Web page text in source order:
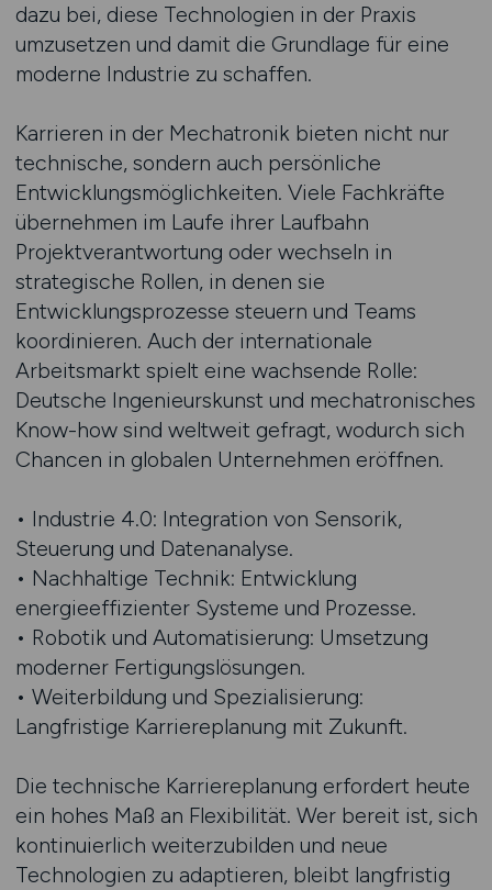
dazu bei, diese Technologien in der Praxis
umzusetzen und damit die Grundlage für eine
moderne Industrie zu schaffen.
Karrieren in der Mechatronik bieten nicht nur
technische, sondern auch persönliche
Entwicklungsmöglichkeiten. Viele Fachkräfte
übernehmen im Laufe ihrer Laufbahn
Projektverantwortung oder wechseln in
strategische Rollen, in denen sie
Entwicklungsprozesse steuern und Teams
koordinieren. Auch der internationale
Arbeitsmarkt spielt eine wachsende Rolle:
Deutsche Ingenieurskunst und mechatronisches
Know-how sind weltweit gefragt, wodurch sich
Chancen in globalen Unternehmen eröffnen.
• Industrie 4.0: Integration von Sensorik,
Steuerung und Datenanalyse.
• Nachhaltige Technik: Entwicklung
energieeffizienter Systeme und Prozesse.
• Robotik und Automatisierung: Umsetzung
moderner Fertigungslösungen.
• Weiterbildung und Spezialisierung:
Langfristige Karriereplanung mit Zukunft.
Die technische Karriereplanung erfordert heute
ein hohes Maß an Flexibilität. Wer bereit ist, sich
kontinuierlich weiterzubilden und neue
Technologien zu adaptieren, bleibt langfristig